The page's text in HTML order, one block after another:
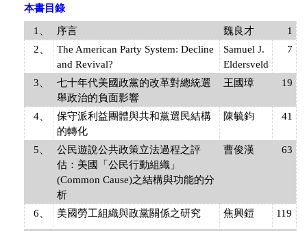
本書目錄
1、 序言 魏良才
1
2、
The American Party System: Decline
and Revival?
Samuel J.
Eldersveld
7
3、
七十年代美國政黨的改革對總統選
舉政治的負面影響
王國璋 19
4、
保守派利益團體與共和黨選民結構
的轉化
陳毓鈞 41
5、
公民遊說公共政策立法過程之評
估：美國「公民行動組織」
(Common Cause)之結構與功能的分
析
曹俊漢 63
6、 美國勞工組織與政黨關係之研究 焦興鎧 119